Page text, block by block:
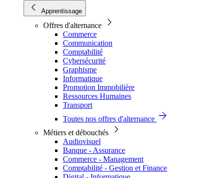
Apprentissage
Offres d'alternance
Commerce
Communication
Comptabilité
Cybersécurité
Graphisme
Informatique
Promotion Immobilière
Ressources Humaines
Transport
Toutes nos offres d'alternance
Métiers et débouchés
Audiovisuel
Banque - Assurance
Commerce - Management
Comptabilité - Gestion et Finance